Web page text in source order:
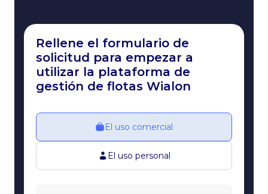
Rellene el formulario de
solicitud para empezar a
utilizar la plataforma de
gestión de flotas Wialon
El uso comercial
El uso personal